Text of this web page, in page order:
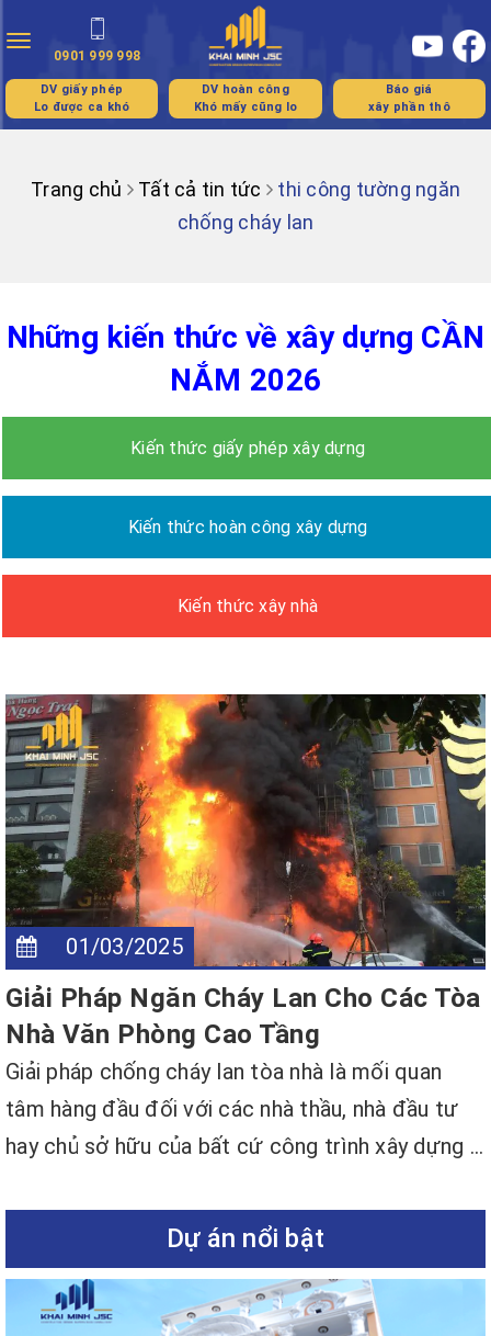
Toggle
navigation
0901 999 998
DV giấy phép
Lo được ca khó
DV hoàn công
Khó mấy cũng lo
Báo giá
xây phần thô
Trang chủ Tất cả tin tức
thi công tường ngăn
chống cháy lan
Những kiến thức về xây dựng CẦN
NẮM 2026
Kiến thức giấy phép xây dựng
Kiến thức hoàn công xây dựng
Kiến thức xây nhà
01/03/2025
Giải Pháp Ngăn Cháy Lan Cho Các Tòa
Nhà Văn Phòng Cao Tầng
Giải pháp chống cháy lan tòa nhà là mối quan
tâm hàng đầu đối với các nhà thầu, nhà đầu tư
hay chủ sở hữu của bất cứ công trình xây dựng ...
Dự án nổi bật